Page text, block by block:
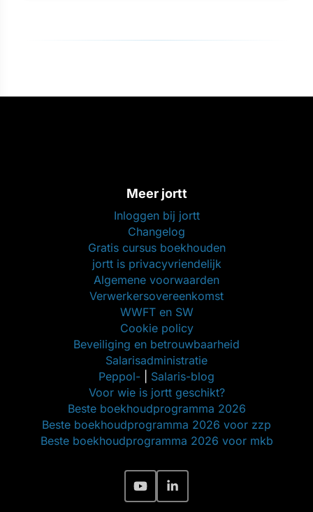
Meer jortt
Inloggen bij jortt
Changelog
Gratis cursus boekhouden
jortt is privacyvriendelijk
Algemene voorwaarden
Verwerkersovereenkomst
WWFT en SW
Cookie policy
Beveiliging en betrouwbaarheid
Salarisadministratie
Peppol-
Salaris-blog
Voor wie is jortt geschikt?
Beste boekhoudprogramma 2026
Beste boekhoudprogramma 2026 voor zzp
Beste boekhoudprogramma 2026 voor mkb